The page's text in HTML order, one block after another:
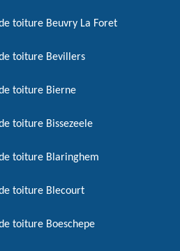
toiture Beuvry La Foret
toiture Bevillers
toiture Bierne
toiture Bissezeele
toiture Blaringhem
toiture Blecourt
toiture Boeschepe